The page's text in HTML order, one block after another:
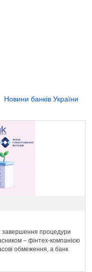
Новини банків України
завершення процедури
– фінтех-компанією
обмеження, а банк